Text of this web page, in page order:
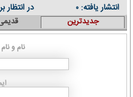
انتشار یافته: ۰ در انتظار
جدیدترین
نام و